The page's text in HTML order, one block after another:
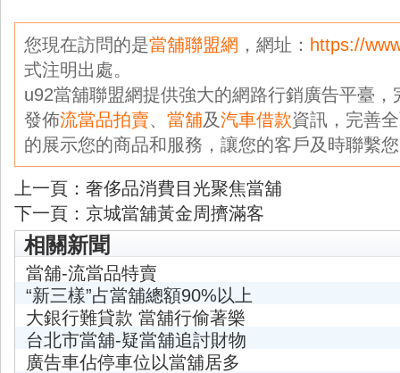
您現在訪問的是當舖聯盟網 ，網址： https://
式注明出處。
u92當舖聯盟網提供強大的網路行銷廣告平臺
發佈流當品拍賣、 當舖及汽車借款資訊，完善
的展示您的商品和服務，讓您的客戶及時聯繫
上一頁： 奢侈品消費目光聚焦當舖
下一頁： 京城當舖黃金周擠滿客
相關新聞
當舖-流當品特賣
“新三樣”占當舖總額90%以上
大銀行難貸款 當舖行偷著樂
台北市當舖-疑當舖追討財物
廣告車佔停車位以當舖居多